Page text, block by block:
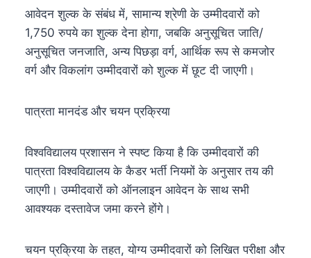
आवेदन शुल्क के संबंध में, सामान्य श्रेणी के उम्मीदवारों को
1,750 रुपये का शुल्क देना होगा, जबकि अनुसूचित जाति/
अनुसूचित जनजाति, अन्य पिछड़ा वर्ग, आर्थिक रूप से कमजोर
वर्ग और विकलांग उम्मीदवारों को शुल्क में छूट दी जाएगी।
पात्रता मानदंड और चयन प्रक्रिया
विश्वविद्यालय प्रशासन ने स्पष्ट किया है कि उम्मीदवारों की
पात्रता विश्वविद्यालय के कैडर भर्ती नियमों के अनुसार तय की
जाएगी। उम्मीदवारों को ऑनलाइन आवेदन के साथ सभी
आवश्यक दस्तावेज जमा करने होंगे।
चयन प्रक्रिया के तहत, योग्य उम्मीदवारों को लिखित परीक्षा और